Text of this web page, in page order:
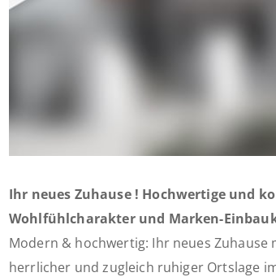
Ihr neues Zuhause ! Hochwertige und
Wohlfühlcharakter und Marken-
Modern & hochwertig: Ihr neues Zuhause
herrlicher und zugleich ruhiger Ortslage